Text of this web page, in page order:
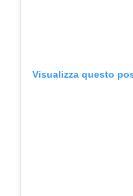
Visualizza questo